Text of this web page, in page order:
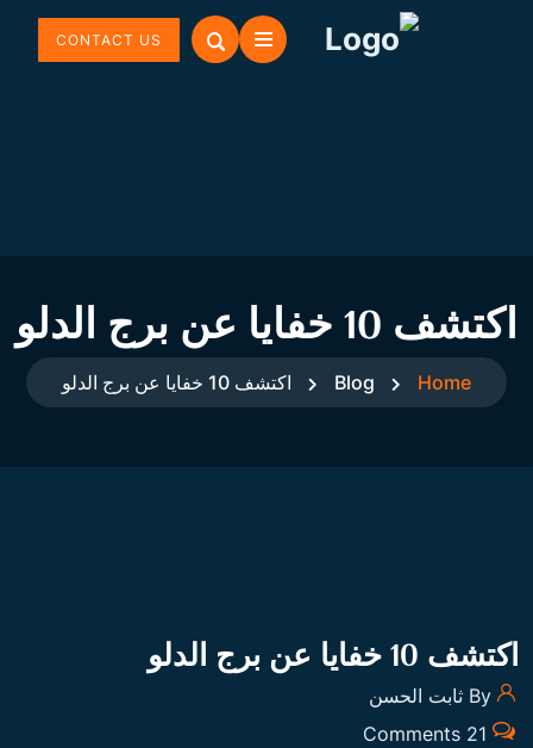
CONTACT US
اكتشف 10 خفايا عن برج الدلو
Home
Blog اكتشف 10 خفايا عن برج الدلو
اكتشف 10 خفايا عن برج الدلو
21 Comments